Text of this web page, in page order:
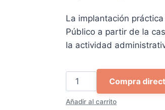
original
era:
es:
La implantación
Público a partir de la
la actividad
implantación
de
Añadir al carrito
Compra